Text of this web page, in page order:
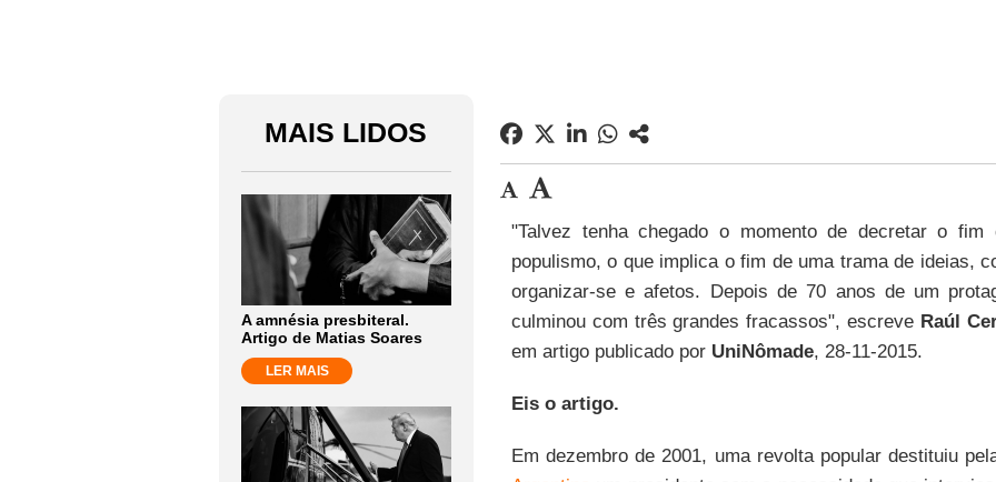
MAIS LIDOS
A amnésia presbiteral.
Artigo de Matias Soares
LER MAIS
"Talvez tenha chegado o momento de decretar o
populismo, o que implica o fim de uma trama de ideias,
organizar-se e afetos. Depois de 70 anos de um
culminou com três grandes fracassos", escreve Raúl
em artigo publicado por UniNômade, 28-11-2015.
Eis o artigo.
Em dezembro de 2001, uma revolta popular destituiu